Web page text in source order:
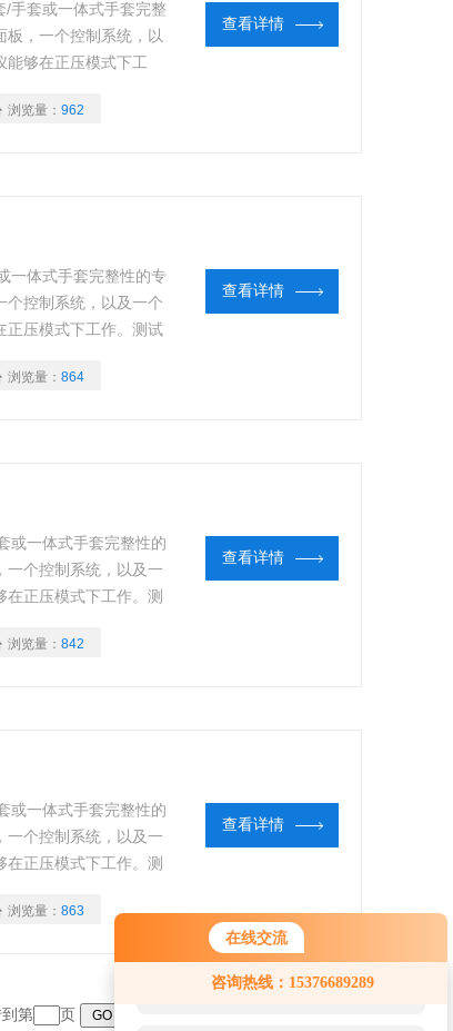
在线交流
咨询热线：15376689289
您好！欢迎前来咨询，很高兴为您
服务，请问您要咨询什么问题呢？
手套或一体式手套完整
，一个控制系统，以
能够在正压模式下工
浏览量： 962
查看详情
一体式手套完整性的专
个控制系统，以及一个
正压模式下工作。测试
浏览量： 864
查看详情
或一体式手套完整性的
一个控制系统，以及一
正压模式下工作。测
浏览量： 842
查看详情
或一体式手套完整性的
一个控制系统，以及一
正压模式下工作。测
浏览量： 863
查看详情
第 页